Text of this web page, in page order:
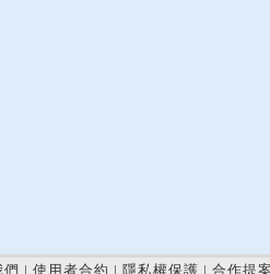
們 | 使用者合約 | 隱私權保護 | 合作提案